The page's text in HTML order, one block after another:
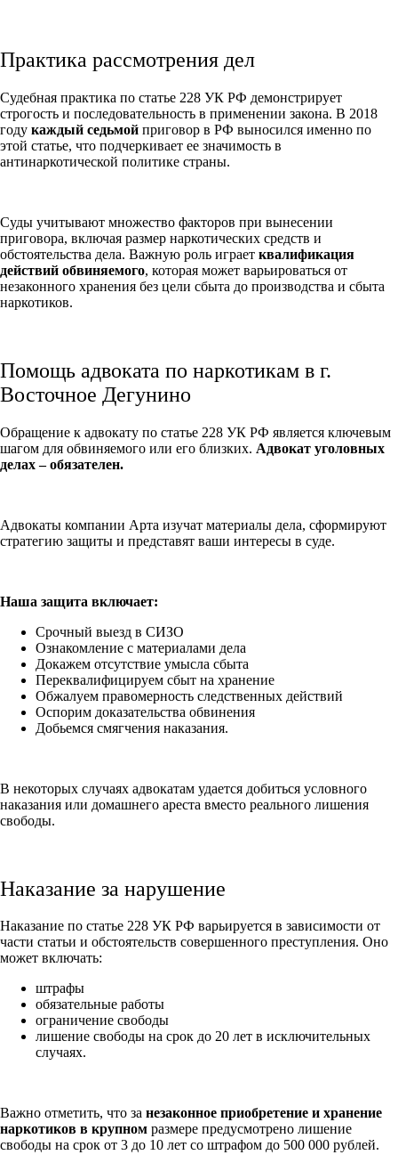
Практика рассмотрения дел
Судебная практика по статье 228 УК РФ демонстрирует
строгость и последовательность в применении закона. В 2018
году каждый седьмой приговор в РФ выносился именно по
этой статье, что подчеркивает ее значимость в
антинаркотической политике страны.
Суды учитывают множество факторов при вынесении
приговора, включая размер наркотических средств и
обстоятельства дела. Важную роль играет квалификация
действий обвиняемого, которая может варьироваться от
незаконного хранения без цели сбыта до производства и сбыта
наркотиков.
Помощь адвоката по наркотикам в г.
Восточное Дегунино
Обращение к адвокату по статье 228 УК РФ является ключевым
шагом для обвиняемого или его близких. Адвокат уголовных
делах – обязателен.
Адвокаты компании Арта изучат материалы дела, сформируют
стратегию защиты и представят ваши интересы в суде.
Наша защита включает:
Срочный выезд в СИЗО
Ознакомление с материалами дела
Докажем отсутствие умысла сбыта
Переквалифицируем сбыт на хранение
Обжалуем правомерность следственных действий
Оспорим доказательства обвинения
Добьемся смягчения наказания.
В некоторых случаях адвокатам удается добиться условного
наказания или домашнего ареста вместо реального лишения
свободы.
Наказание за нарушение
Наказание по статье 228 УК РФ варьируется в зависимости от
части статьи и обстоятельств совершенного преступления. Оно
может включать:
штрафы
обязательные работы
ограничение свободы
лишение свободы на срок до 20 лет в исключительных
случаях.
Важно отметить, что за незаконное приобретение и хранение
наркотиков в крупном размере предусмотрено лишение
свободы на срок от 3 до 10 лет со штрафом до 500 000 рублей.